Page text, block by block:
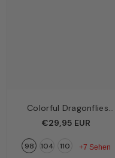
Colorful Dragonflies
Kinder Langarmshirt
Libellen | Bio-
€29,95 EUR
98 104 110 +7 Sehen